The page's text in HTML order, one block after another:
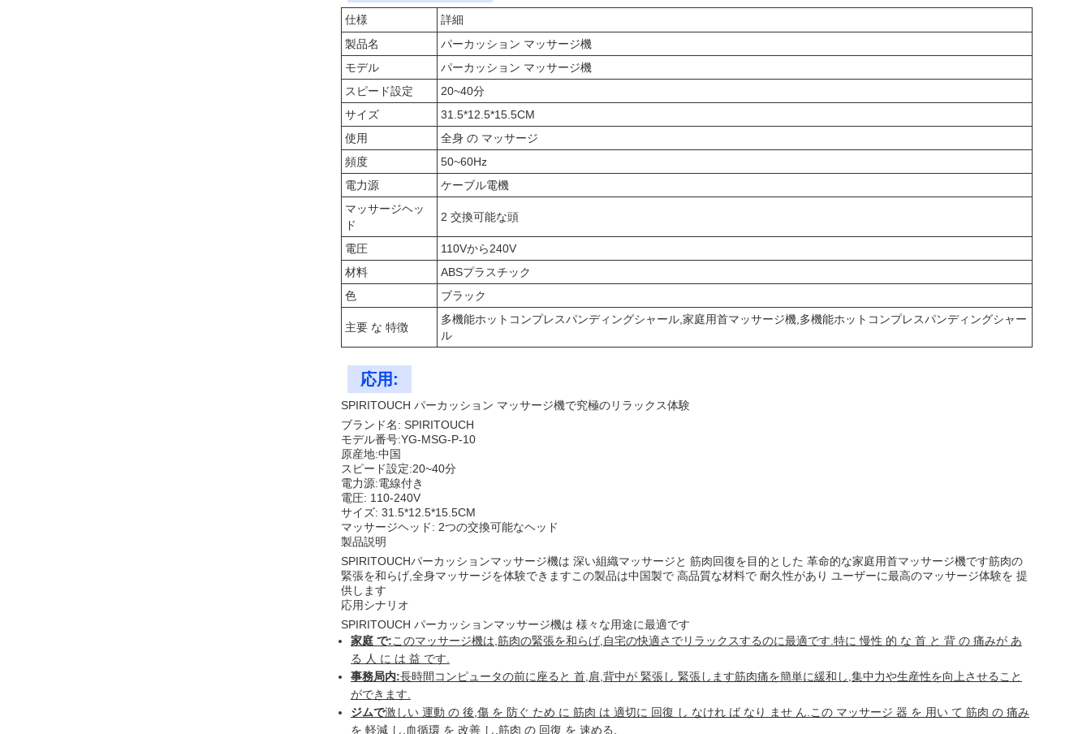
仕様
詳細
製品名
パーカッション マッサージ機
モデル
パーカッション マッサージ機
スピード設定
20~40分
サイズ
31.5*12.5*15.5CM
使用
全身 の マッサージ
頻度
50~60Hz
電力源
ケーブル電機
マッサージヘッ
ド
2 交換可能な頭
電圧
110Vから240V
材料
ABSプラスチック
色
ブラック
主要 な 特徴
多機能ホットコンプレスパンディングシャール,家庭用首マッサージ機,多機能ホットコンプレスパンディングシャー
ル
応用:
SPIRITOUCH パーカッション マッサージ機で究極のリラックス体験
ブランド名: SPIRITOUCH
モデル番号:YG-MSG-P-10
原産地:中国
スピード設定:20~40分
電力源:電線付き
電圧: 110-240V
サイズ: 31.5*12.5*15.5CM
マッサージヘッド: 2つの交換可能なヘッド
製品説明
SPIRITOUCHパーカッションマッサージ機は 深い組織マッサージと 筋肉回復を目的とした 革命的な家庭用首マッサージ機です筋肉の
緊張を和らげ,全身マッサージを体験できますこの製品は中国製で 高品質な材料で 耐久性があり ユーザーに最高のマッサージ体験を 提
供します
応用シナリオ
SPIRITOUCH パーカッションマッサージ機は 様々な用途に最適です
家庭 で:このマッサージ機は,筋肉の緊張を和らげ,自宅の快適さでリラックスするのに最適です.特に 慢性 的 な 首 と 背 の 痛みが あ
る 人 に は 益 です.
事務局内:長時間コンピュータの前に座ると 首,肩,背中が 緊張し 緊張します筋肉痛を簡単に緩和し,集中力や生産性を向上させること
ができます.
ジムで激しい 運動 の 後,傷 を 防ぐ ため に 筋肉 は 適切に 回復 し なけれ ば なり ませ ん.この マッサージ 器 を 用い て 筋肉 の 痛み
を 軽減 し,血循環 を 改善 し,筋肉 の 回復 を 速める.